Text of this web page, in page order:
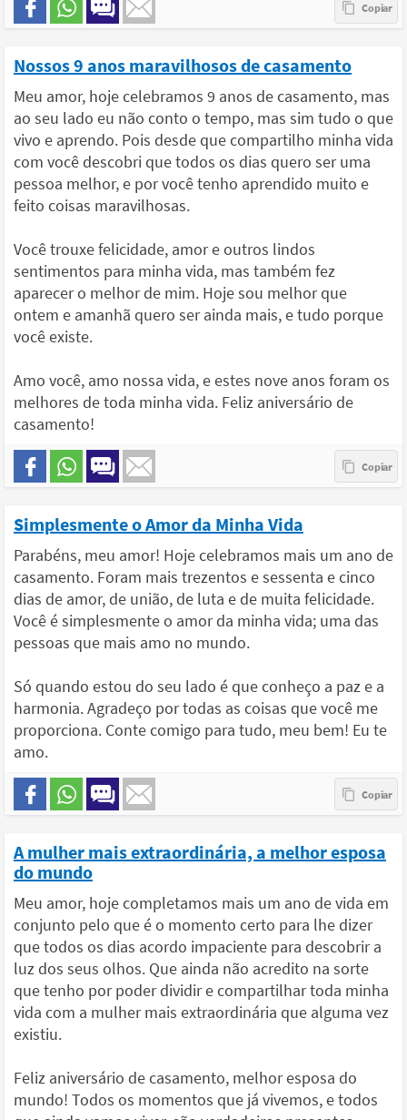
Nossos 9 anos maravilhosos de casamento
Meu amor, hoje celebramos 9 anos de casamento, mas
ao seu lado eu não conto o tempo, mas sim tudo o que
vivo e aprendo. Pois desde que compartilho minha vida
com você descobri que todos os dias quero ser uma
pessoa melhor, e por você tenho aprendido muito e
feito coisas maravilhosas.
Você trouxe felicidade, amor e outros lindos
sentimentos para minha vida, mas também fez
aparecer o melhor de mim. Hoje sou melhor que
ontem e amanhã quero ser ainda mais, e tudo porque
você existe.
Amo você, amo nossa vida, e estes nove anos foram os
melhores de toda minha vida. Feliz aniversário de
casamento!
Simplesmente o Amor da Minha Vida
Parabéns, meu amor! Hoje celebramos mais um ano de
casamento. Foram mais trezentos e sessenta e cinco
dias de amor, de união, de luta e de muita felicidade.
Você é simplesmente o amor da minha vida; uma das
pessoas que mais amo no mundo.
Só quando estou do seu lado é que conheço a paz e a
harmonia. Agradeço por todas as coisas que você me
proporciona. Conte comigo para tudo, meu bem! Eu te
amo.
A mulher mais extraordinária, a melhor esposa
do mundo
Meu amor, hoje completamos mais um ano de vida em
conjunto pelo que é o momento certo para lhe dizer
que todos os dias acordo impaciente para descobrir a
luz dos seus olhos. Que ainda não acredito na sorte
que tenho por poder dividir e compartilhar toda minha
vida com a mulher mais extraordinária que alguma vez
existiu.
Feliz aniversário de casamento, melhor esposa do
mundo! Todos os momentos que já vivemos, e todos